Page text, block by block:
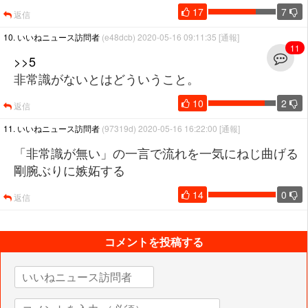
11
17 7
返信
10. いいねニュース訪問者 (e48dcb) 2020-05-16 09:11:35 [通報]
>>5
非常識がないとはどういうこと。
10 2
返信
11. いいねニュース訪問者 (97319d) 2020-05-16 16:22:00 [通報]
「非常識が無い」の一言で流れを一気にねじ曲げる
剛腕ぶりに嫉妬する
14 0
返信
コメントを投稿する